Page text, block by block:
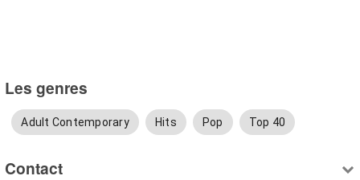
Les genres
Adult Contemporary Hits Pop Top 40
Contact